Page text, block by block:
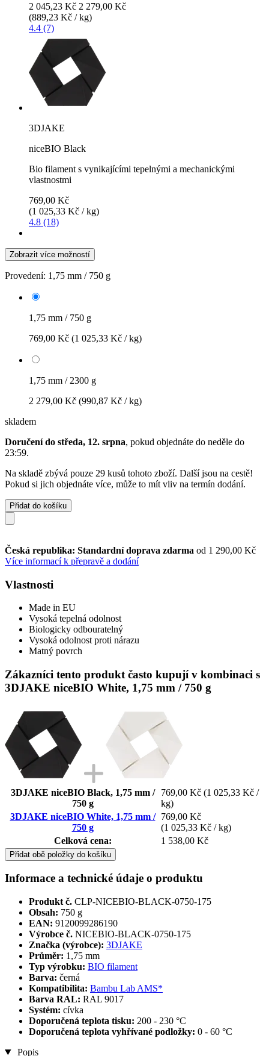
2 045,23 Kč 2 279,00 Kč
(889,23 Kč / kg)
4.4 (7)
3DJAKE
niceBIO Black
Bio filament s vynikajícími tepelnými a mechanickými
vlastnostmi
769,00 Kč
(1 025,33 Kč / kg)
4.8 (18)
Zobrazit více možností
Provedení: 1,75 mm / 750 g
1,75 mm / 750 g
769,00 Kč (1 025,33 Kč / kg)
1,75 mm / 2300 g
2 279,00 Kč (990,87 Kč / kg)
skladem
Doručení do středa, 12. srpna, pokud objednáte do neděle do
23:59.
Na skladě zbývá pouze 29 kusů tohoto zboží. Další jsou na cestě!
Pokud si jich objednáte více, může to mít vliv na termín dodání.
Přidat do košíku
Česká republika: Standardní doprava zdarma od 1 290,00 Kč
Více informací k přepravě a dodání
Vlastnosti
Made in EU
Vysoká tepelná odolnost
Biologicky odbouratelný
Vysoká odolnost proti nárazu
Matný povrch
Zákazníci tento produkt často kupují v kombinaci s
3DJAKE niceBIO White, 1,75 mm / 750 g
3DJAKE niceBIO Black, 1,75 mm /
750 g
769,00 Kč (1 025,33 Kč /
kg)
3DJAKE niceBIO White, 1,75 mm /
750 g
769,00 Kč
(1 025,33 Kč / kg)
Celková cena:
1 538,00 Kč
Přidat obě položky do košíku
Informace a technické údaje o produktu
Produkt č. CLP-NICEBIO-BLACK-0750-175
Obsah: 750 g
EAN: 9120099286190
Výrobce č. NICEBIO-BLACK-0750-175
Značka (výrobce): 3DJAKE
Průměr: 1,75 mm
Typ výrobku: BIO filament
Barva: černá
Kompatibilita: Bambu Lab AMS*
Barva RAL: RAL 9017
Systém: cívka
Doporučená teplota tisku: 200 - 230 °C
Doporučená teplota vyhřívané podložky: 0 - 60 °C
Popis